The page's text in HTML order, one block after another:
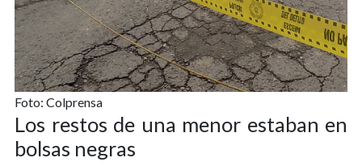
Foto: Colprensa
Los restos de una menor estaban en
bolsas negras